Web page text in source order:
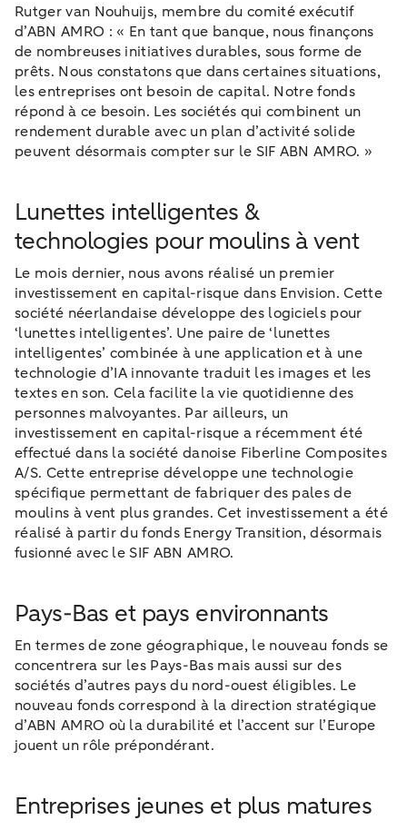
Rutger van Nouhuijs, membre du comité exécutif
d’ABN AMRO : « En tant que banque, nous finançons
de nombreuses initiatives durables, sous forme de
prêts. Nous constatons que dans certaines situations,
les entreprises ont besoin de capital. Notre fonds
répond à ce besoin. Les sociétés qui combinent un
rendement durable avec un plan d’activité solide
peuvent désormais compter sur le SIF ABN AMRO. »
Lunettes intelligentes &
technologies pour moulins à vent
Le mois dernier, nous avons réalisé un premier
investissement en capital-risque dans Envision. Cette
société néerlandaise développe des logiciels pour
‘lunettes intelligentes’. Une paire de ‘lunettes
intelligentes’ combinée à une application et à une
technologie d’IA innovante traduit les images et les
textes en son. Cela facilite la vie quotidienne des
personnes malvoyantes. Par ailleurs, un
investissement en capital-risque a récemment été
effectué dans la société danoise Fiberline Composites
A/S. Cette entreprise développe une technologie
spécifique permettant de fabriquer des pales de
moulins à vent plus grandes. Cet investissement a été
réalisé à partir du fonds Energy Transition, désormais
fusionné avec le SIF ABN AMRO.
Pays-Bas et pays environnants
En termes de zone géographique, le nouveau fonds se
concentrera sur les Pays-Bas mais aussi sur des
sociétés d’autres pays du nord-ouest éligibles. Le
nouveau fonds correspond à la direction stratégique
d’ABN AMRO où la durabilité et l’accent sur l’Europe
jouent un rôle prépondérant.
Entreprises jeunes et plus matures